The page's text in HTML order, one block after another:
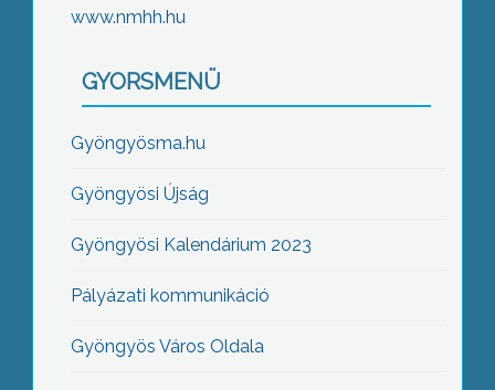
www.nmhh.hu
GYORSMENÜ
Gyöngyösma.hu
Gyöngyösi Újság
Gyöngyösi Kalendárium 2023
Pályázati kommunikáció
Gyöngyös Város Oldala